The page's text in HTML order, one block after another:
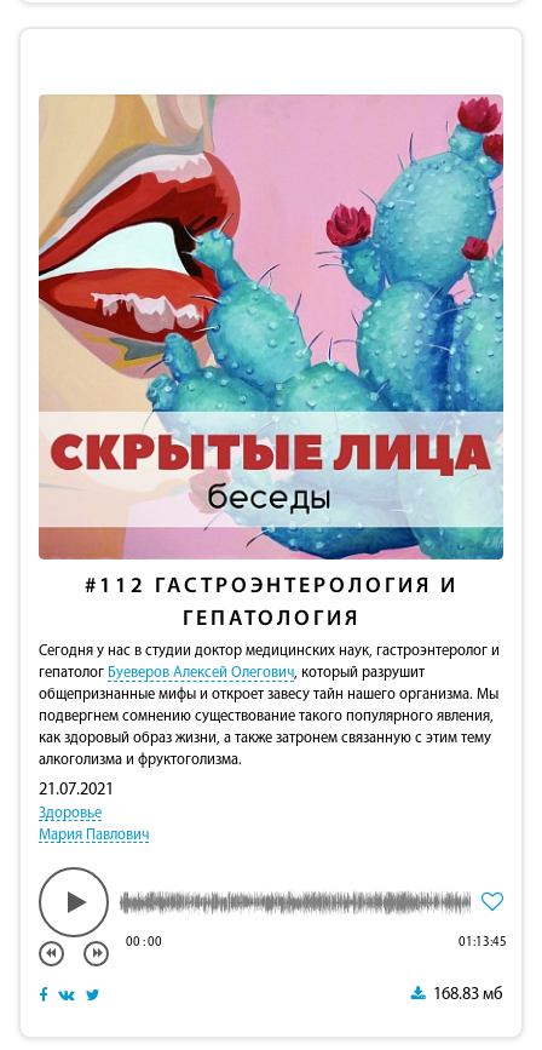
#112
ГАСТРОЭНТЕРОЛОГИЯ И
ГЕПАТОЛОГИЯ
Сегодня у нас в студии доктор медицинских наук, гастроэнтеролог и
гепатолог Буеверов Алексей Олегович, который разрушит
общепризнанные мифы и откроет завесу тайн нашего организма. Мы
подвергнем сомнению существование такого популярного явления,
как здоровый образ жизни, а также затронем связанную с этим тему
алкоголизма и фруктоголизма.
21.07.2021
Здоровье
Мария Павлович
00:00 01:13:45
168.83 мб